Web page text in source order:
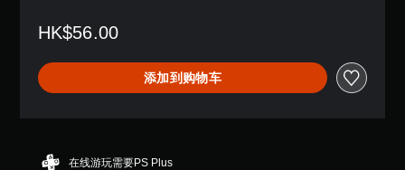
价
.
0
满
HK$56.00
添加到购物车
在线游玩需要PS Plus